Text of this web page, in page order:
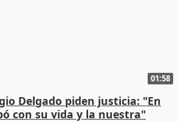
01:58
Delgado piden justicia: "En
con su vida y la nuestra"